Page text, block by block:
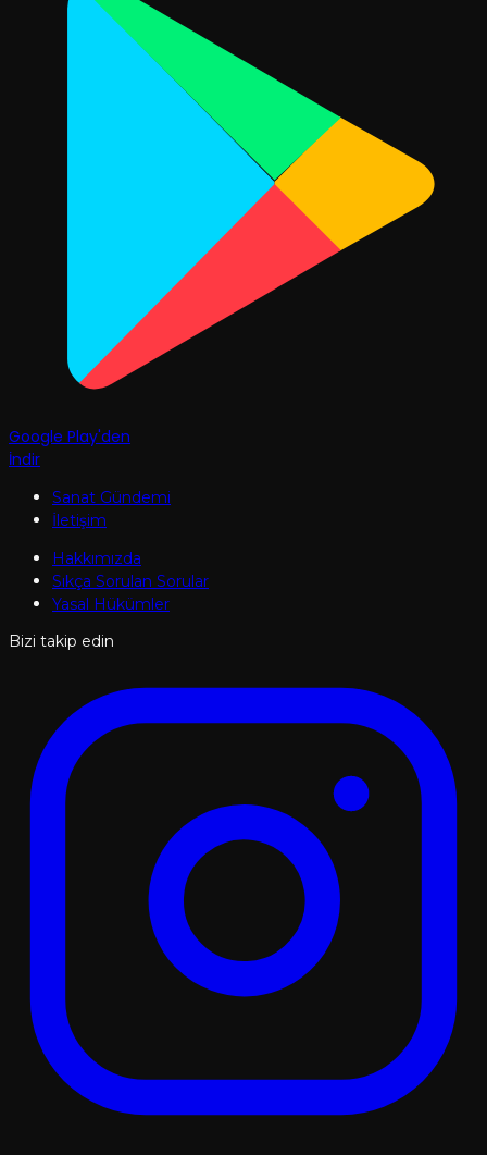
Google Play'den
İndir
Sanat Gündemi
İletişim
Hakkımızda
Sıkça Sorulan Sorular
Yasal Hükümler
Bizi takip edin